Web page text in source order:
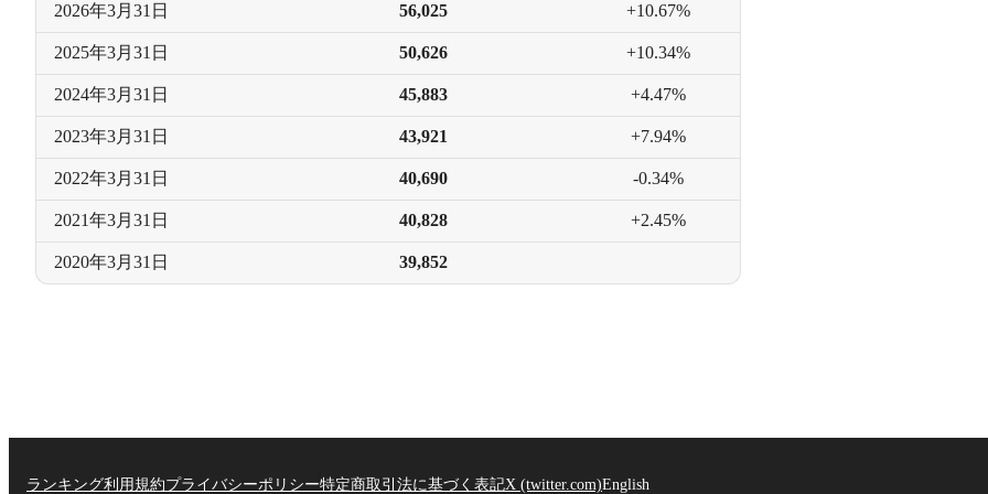
2026年3月31日 56,025 +10.67%
2025年3月31日 50,626 +10.34%
2024年3月31日 45,883 +4.47%
2023年3月31日 43,921 +7.94%
2022年3月31日 40,690 -0.34%
2021年3月31日 40,828 +2.45%
2020年3月31日 39,852
ランキング利用規約プライバシーポリシー特定商取引法に基づく表記X (twitter.com)English